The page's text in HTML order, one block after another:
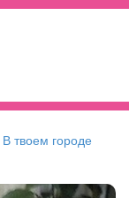
В твоем городе